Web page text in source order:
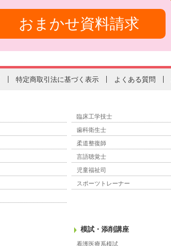
おまかせ資料請求
特定商取引法に基づく表示 よくある質問
臨床工学技士
歯科衛生士
柔道整復師
言語聴覚士
児童福祉司
スポーツトレーナー
模試・添削講座
看護医療系模試